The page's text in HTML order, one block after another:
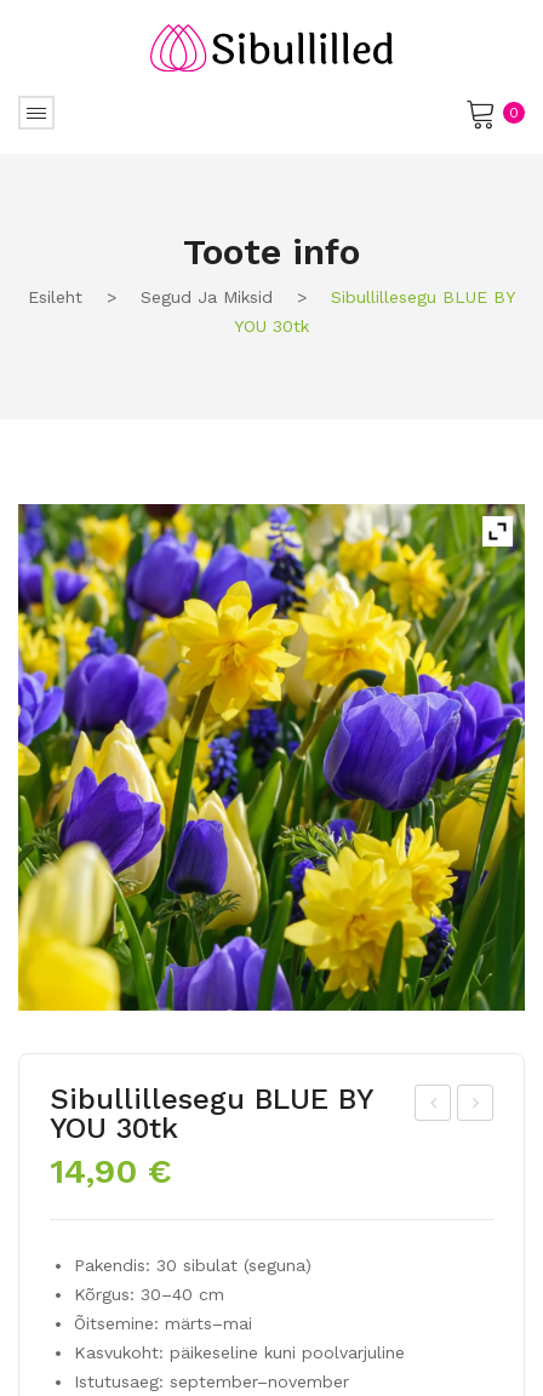
0
Toote info
Esileht > Segud Ja Miksid >
Sibullillesegu BLUE BY
YOU 30tk
Sibullillesegu BLUE BY
YOU 30tk
14,90 €
Pakendis: 30 sibulat (seguna)
Kõrgus: 30–40 cm
Õitsemine: märts–mai
Kasvukoht: päikeseline kuni poolvarjuline
Istutusaeg: september–november